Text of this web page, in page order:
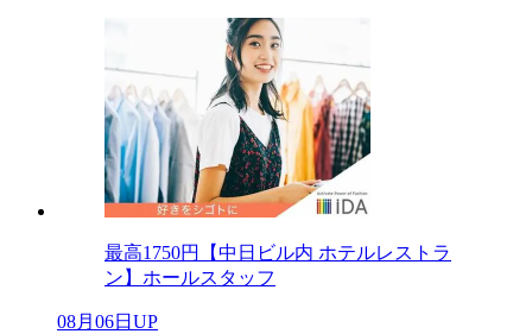
最高1750円【中日ビル内 ホテルレストラ
ン】ホールスタッフ
08月06日UP